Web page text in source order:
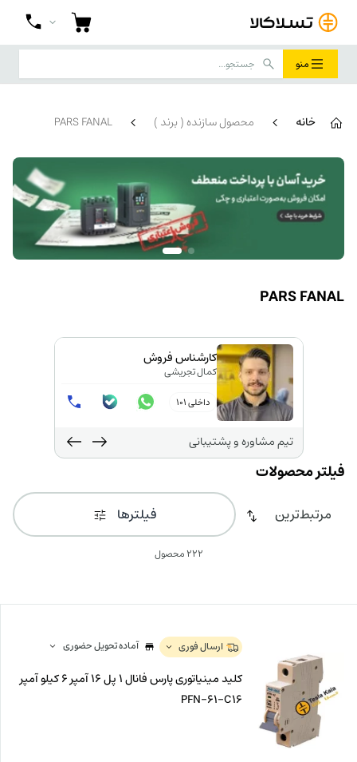
منو
خانه محصول سازنده ( برند ) PARS FANAL
PARS FANAL
222 محصول
فیلترها
ارسال فوری آماده تحویل حضوری
کلید مینیاتوری پارس فانال 1 پل 16 آمپر 6 کیلو آمپر
PFN-61-C16
کارشناس فروش
کمال تجریشی
داخلی 101
تیم مشاوره و پشتیبانی